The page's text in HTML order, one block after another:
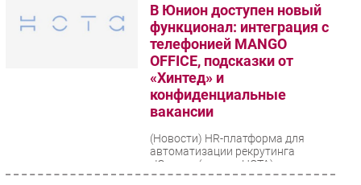
Инновации
В Юнион доступен новый
функционал: интеграция с
телефонией MANGO
OFFICE, подсказки от
«Хинтед» и
конфиденциальные
вакансии
(Новости) HR-платформа для
автоматизации рекрутинга
«Юнион» (вендор НОТА) выпустила
масштабное обновление